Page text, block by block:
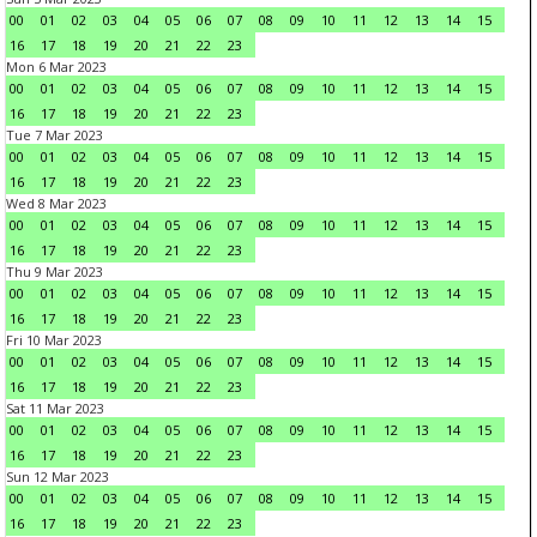
00
01 02 03 04 05 06 07 08 09 10 11 12 13 14
15
16
17 18 19 20 21 22
23
Mon 6 Mar 2023
00
01 02 03 04 05 06 07 08 09 10 11 12 13 14
15
16
17 18 19 20 21 22
23
Tue 7 Mar 2023
00
01 02 03 04 05 06 07 08 09 10 11 12 13 14
15
16
17 18 19 20 21 22
23
Wed 8 Mar 2023
00
01 02 03 04 05 06 07 08 09 10 11 12 13 14
15
16
17 18 19 20 21 22
23
Thu 9 Mar 2023
00
01 02 03 04 05 06 07 08 09 10 11 12 13 14
15
16
17 18 19 20 21 22
23
Fri 10 Mar 2023
00
01 02 03 04 05 06 07 08 09 10 11 12 13 14
15
16
17 18 19 20 21 22
23
Sat 11 Mar 2023
00
01 02 03 04 05 06 07 08 09 10 11 12 13 14
15
16
17 18 19 20 21 22
23
Sun 12 Mar 2023
00
01 02 03 04 05 06 07 08 09 10 11 12 13 14
15
16
17 18 19 20 21 22
23